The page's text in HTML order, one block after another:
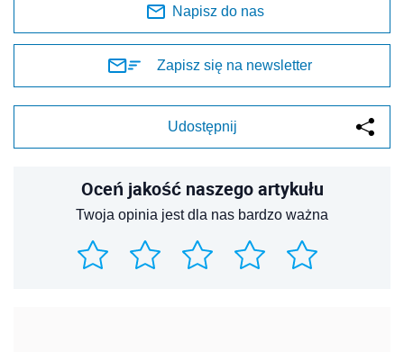
Napisz do nas
Zapisz się na newsletter
Udostępnij
Oceń jakość naszego artykułu
Twoja opinia jest dla nas bardzo ważna